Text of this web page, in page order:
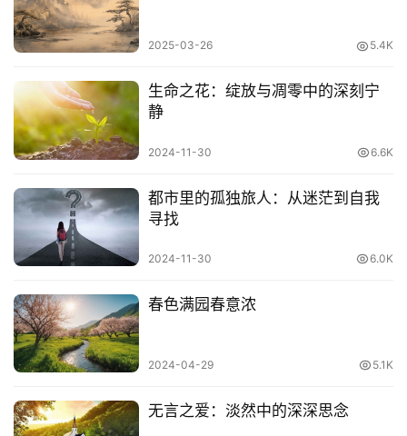
的内心，分不清对错，甚至明知错还要去做，不懂反省。
自我反省其实就是一面镜子，它能更好照见自己的错误，看
清楚自己，然后改正。
魔障碍的朋友，也就是正能量的朋友。和向上善良，德馨兼
2025-03-26 5.4K
生命之花：绽放与凋零中的深刻宁
静
2024-11-30 6.6K
都市里的孤独旅人：从迷茫到自我
寻找
2024-11-30 6.0K
春色满园春意浓
2024-04-29 5.1K
无言之爱：淡然中的深深思念